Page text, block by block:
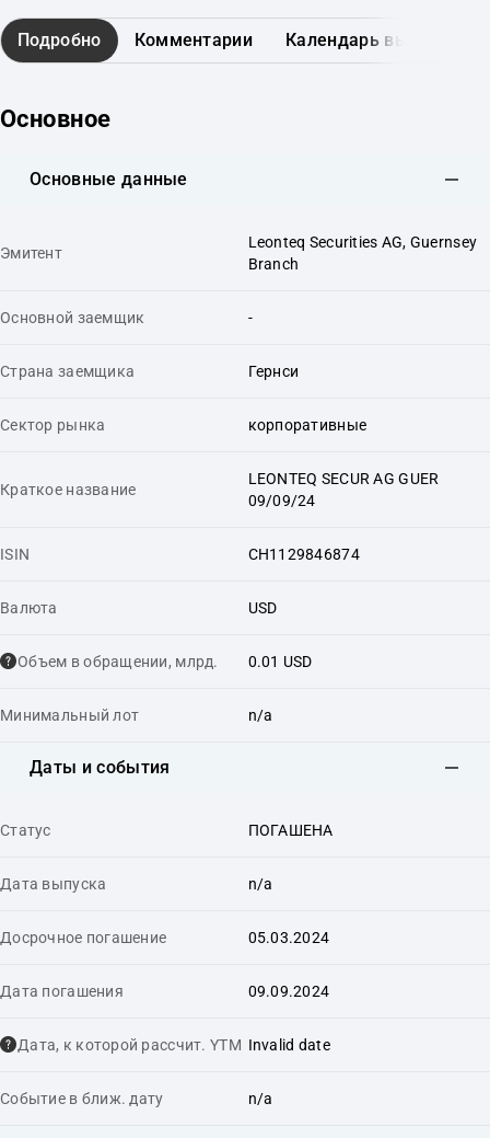
Подробно Комментарии Календарь выплат
Основное
Основные данные
Эмитент
Leonteq Securities AG, Guernsey
Branch
Основной заемщик -
Страна заемщика Гернси
Сектор рынка корпоративные
Краткое название
LEONTEQ SECUR AG GUER
09/09/24
ISIN CH1129846874
Валюта USD
Объем в обращении, млрд. 0.01 USD
Минимальный лот n/a
Даты и события
Статус ПОГАШЕНА
Дата выпуска n/a
Досрочное погашение 05.03.2024
Дата погашения 09.09.2024
Дата, к которой рассчит. YTM Invalid date
Событие в ближ. дату n/a